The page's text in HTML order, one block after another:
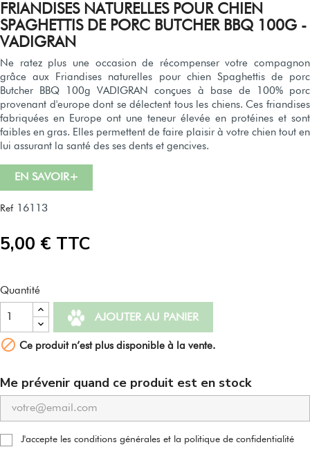
FRIANDISES NATURELLES POUR CHIEN
SPAGHETTIS DE PORC BUTCHER BBQ 100G -
VADIGRAN
Ne ratez plus une occasion de récompenser votre compagnon
grâce aux Friandises naturelles pour chien Spaghettis de porc
Butcher BBQ 100g VADIGRAN conçues à base de 100% porc
provenant d'europe dont se délectent tous les chiens. Ces friandises
fabriquées en Europe ont une teneur élevée en protéines et sont
faibles en gras. Elles permettent de faire plaisir à votre chien tout en
lui assurant la santé des ses dents et gencives.
EN SAVOIR+
Ref 16113
5,00 € TTC
Quantité
AJOUTER AU PANIER
 Ce produit n’est plus disponible à la vente.
Me prévenir quand ce produit est en stock
J'accepte les conditions générales et la politique de confidentialité